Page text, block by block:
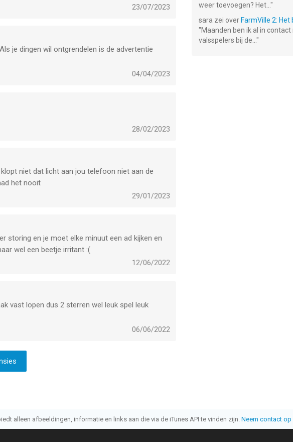
23/07/2023
je dingen wil ontgrendelen is de advertentie
04/04/2023
28/02/2023
niet dat licht aan jou telefoon niet aan de
het nooit
29/01/2023
storing en je moet elke minuut een ad kijken en
wel een beetje irritant :(
12/06/2022
vast lopen dus 2 sterren wel leuk spel leuk
06/06/2022
weer toevoegen? Het... "
sara zei over FarmVille 2:
"Maanden ben ik al in
valsspelers bij de... "
alleen afbeeldingen, informatie en links aan die via de iTunes API te vinden zijn. Neem contact op